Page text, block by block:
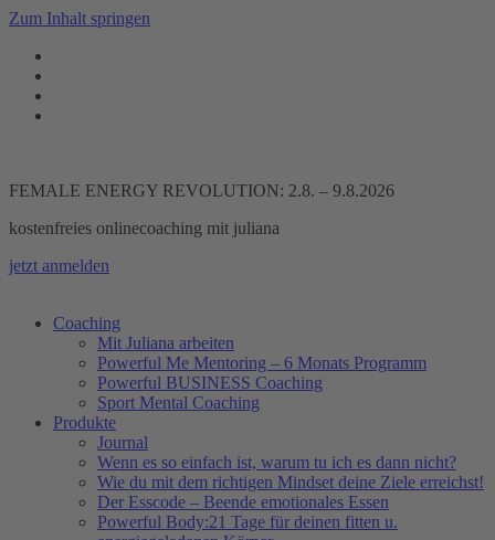
Zum Inhalt springen
FEMALE ENERGY REVOLUTION: 2.8. – 9.8.2026
kostenfreies onlinecoaching mit juliana
jetzt anmelden
Coaching
Mit Juliana arbeiten
Powerful Me Mentoring – 6 Monats Programm
Powerful BUSINESS Coaching
Sport Mental Coaching
Produkte
Journal
Wenn es so einfach ist, warum tu ich es dann nicht?
Wie du mit dem richtigen Mindset deine Ziele erreichst!
Der Esscode – Beende emotionales Essen
Powerful Body:21 Tage für deinen fitten u.